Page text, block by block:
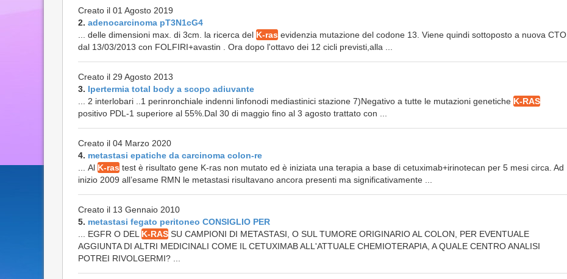
Creato il 01 Agosto 2019
2. adenocarcinoma pT3N1cG4
... delle dimensioni max. di 3cm. la ricerca del K-ras evidenzia mutazione del codone 13. Viene quindi sottoposto a nuova CTO
dal 13/03/2013 con FOLFIRI+avastin . Ora dopo l'ottavo dei 12 cicli previsti,alla ...
Creato il 29 Agosto 2013
3. Ipertermia total body a scopo adiuvante
... 2 interlobari ..1 perinronchiale indenni linfonodi mediastinici stazione 7)Negativo a tutte le mutazioni genetiche K-RAS
positivo PDL-1 superiore al 55%.Dal 30 di maggio fino al 3 agosto trattato con ...
Creato il 04 Marzo 2020
4. metastasi epatiche da carcinoma colon-re
... Al K-ras test è risultato gene K-ras non mutato ed è iniziata una terapia a base di cetuximab+irinotecan per 5 mesi circa. Ad
inizio 2009 all’esame RMN le metastasi risultavano ancora presenti ma significativamente ...
Creato il 13 Gennaio 2010
5. metastasi fegato peritoneo CONSIGLIO PER
... EGFR O DEL K-RAS SU CAMPIONI DI METASTASI, O SUL TUMORE ORIGINARIO AL COLON, PER EVENTUALE
AGGIUNTA DI ALTRI MEDICINALI COME IL CETUXIMAB ALL'ATTUALE CHEMIOTERAPIA, A QUALE CENTRO ANALISI
POTREI RIVOLGERMI? ...